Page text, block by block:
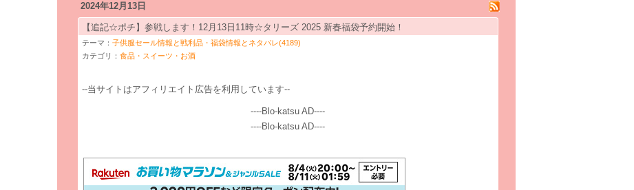
2024年12月13日
【追記☆ポチ】参戦します！12月13日11時☆タリーズ 2025 新春福袋予約開始！
テーマ：子供服セール情報と戦利品・福袋情報とネタバレ(4189)
カテゴリ：食品・スイーツ・お酒
--当サイトはアフィリエイト広告を利用しています--
----Blo-katsu AD----
----Blo-katsu AD----